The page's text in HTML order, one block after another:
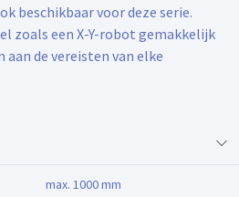
beschikbaar voor deze serie.
zoals een X-Y-robot gemakkelijk
de vereisten van elke
max. 1000 mm